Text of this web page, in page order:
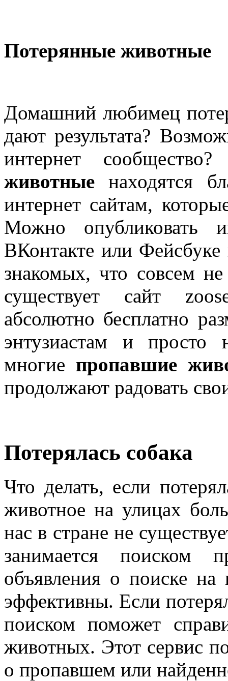
Потерянные животные
Домашний любимец
дают результата?
интернет
животные находятся
интернет сайтам,
Можно опубликовать
ВКонтакте или
знакомых, что совсем
существует сайт
абсолютно бесплатно
энтузиастам и просто
многие пропавшие
продолжают радовать
Потерялась собака
Что делать, если
животное на улицах
нас в стране не
занимается
объявления о поиске на
эффективны. Если
поиском поможет
животных. Этот сервис
о пропавшем или